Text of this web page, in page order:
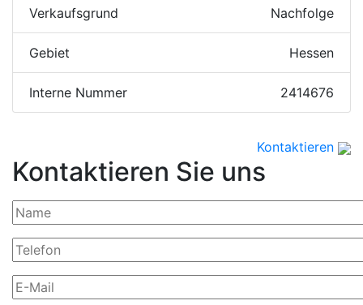
Verkaufsgrund Nachfolge
Gebiet Hessen
Interne Nummer 2414676
Kontaktieren
Kontaktieren Sie uns